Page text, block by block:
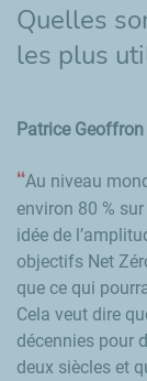
Quelles
les plus
Patrice Geoffron
Au niveau
environ 80 %
idée de
objectifs Net
que ce qui
Cela veut dire
décennies pour
deux siècles et